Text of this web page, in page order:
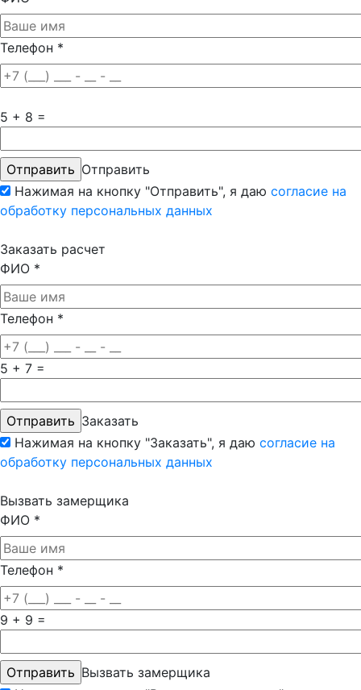
Телефон *
5 + 8 =
Отправить
Нажимая на кнопку "Отправить", я даю согласие на
обработку персональных данных
Заказать расчет
ФИО *
Телефон *
5 + 7 =
Заказать
Нажимая на кнопку "Заказать", я даю согласие на
обработку персональных данных
Вызвать замерщика
ФИО *
Телефон *
9 + 9 =
Вызвать замерщика